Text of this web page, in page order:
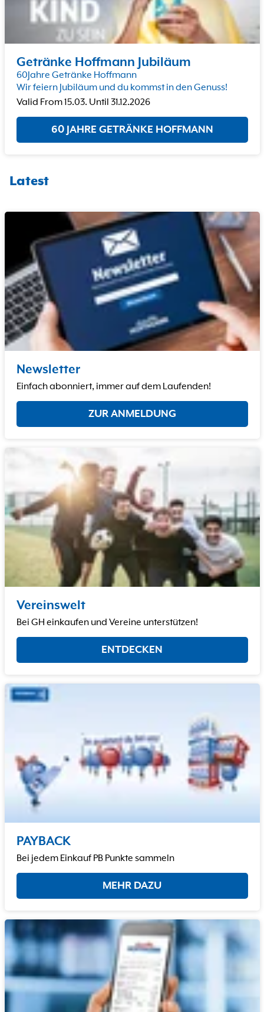
Getränke Hoffmann Jubiläum
60Jahre Getränke Hoffmann
Wir feiern Jubiläum und du kommst in den Genuss!
Valid From15.03. Until 31.12.2026
60 JAHRE GETRÄNKE HOFFMANN
Latest
Newsletter
Einfach abonniert, immer auf dem Laufenden!
ZUR ANMELDUNG
Vereinswelt
Bei GH einkaufen und Vereine unterstützen!
ENTDECKEN
PAYBACK
Bei jedem Einkauf PB Punkte sammeln
MEHR DAZU